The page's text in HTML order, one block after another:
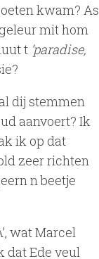
kwam? As
mit hom
t ‘paradise,
dij stemmen
aanvoert? Ik
ik op dat
zeer richten
n beetje
wat Marcel
dat Ede veul